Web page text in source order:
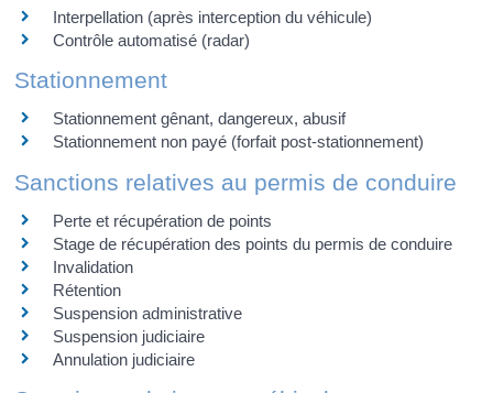
Interpellation (après interception du véhicule)
Contrôle automatisé (radar)
Stationnement
Stationnement gênant, dangereux, abusif
Stationnement non payé (forfait post-stationnement)
Sanctions relatives au permis de conduire
Perte et récupération de points
Stage de récupération des points du permis de conduire
Invalidation
Rétention
Suspension administrative
Suspension judiciaire
Annulation judiciaire